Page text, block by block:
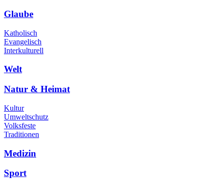
Glaube
Katholisch
Evangelisch
Interkulturell
Welt
Natur & Heimat
Kultur
Umweltschutz
Volksfeste
Traditionen
Medizin
Sport